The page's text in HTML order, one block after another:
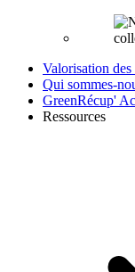
Valorisation des
Qui sommes-
GreenRécup'
Ressources